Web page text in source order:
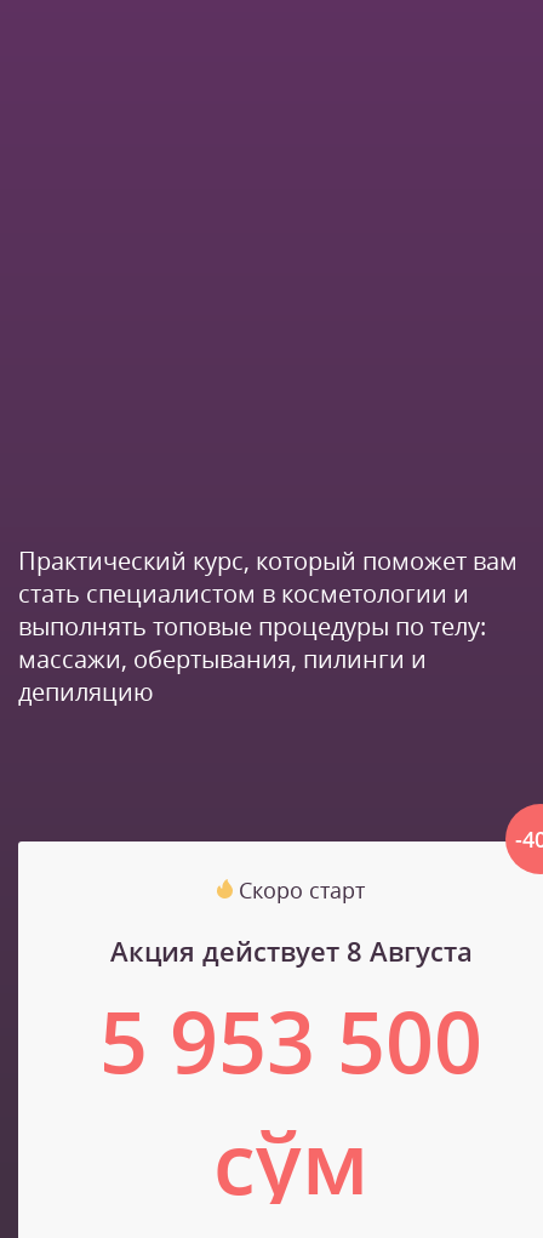
Практический курс, который поможет вам
стать специалистом в косметологии и
выполнять топовые процедуры по телу:
массажи, обертывания, пилинги и
депиляцию
-
Скоро старт
Акция действует 8 Августа
5 953 500
сўм